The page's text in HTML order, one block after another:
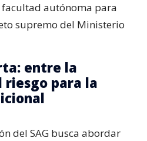
facultad autónoma para
supremo del Ministerio
entre la
riesgo para la
del SAG busca abordar